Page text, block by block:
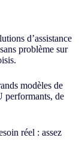
d’assistance
problème sur
modèles de
performants, de
réel : assez